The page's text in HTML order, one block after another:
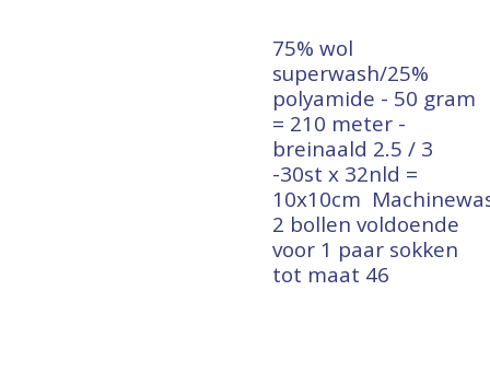
75% wol
superwash/25%
polyamide - 50 gram
= 210 meter -
breinaald 2.5 / 3
-30st x 32nld =
10x10cm
2 bollen voldoende
voor 1 paar sokken
tot maat 46